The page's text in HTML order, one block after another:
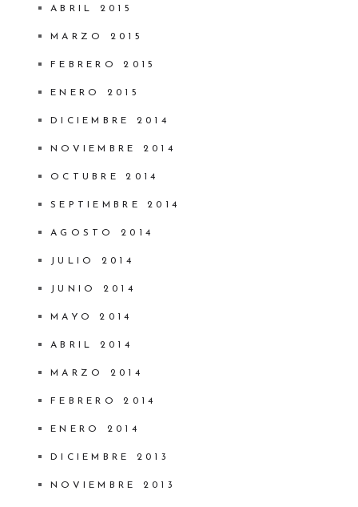
ABRIL 2015
MARZO 2015
FEBRERO 2015
ENERO 2015
DICIEMBRE 2014
NOVIEMBRE 2014
OCTUBRE 2014
SEPTIEMBRE 2014
AGOSTO 2014
JULIO 2014
JUNIO 2014
MAYO 2014
ABRIL 2014
MARZO 2014
FEBRERO 2014
ENERO 2014
DICIEMBRE 2013
NOVIEMBRE 2013